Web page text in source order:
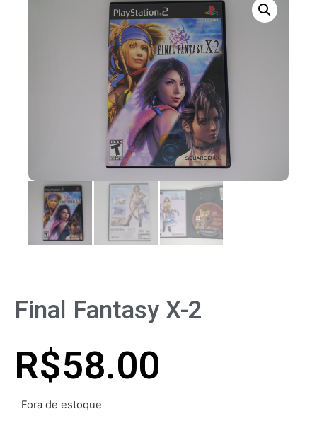
Final Fantasy X-2
R$58.00
Fora de estoque